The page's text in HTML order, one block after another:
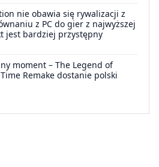
nie obawia się rywalizacji z
z PC do gier z najwyższej
jest bardziej przystępny
moment – The Legend of
Remake dostanie polski